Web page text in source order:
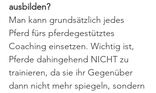
ausbilden?
Man kann grundsätzlich jedes
Pferd fürs pferdegestütztes
Coaching einsetzen. Wichtig ist,
Pferde dahingehend NICHT zu
trainieren, da sie ihr Gegenüber
dann nicht mehr spiegeln, sondern